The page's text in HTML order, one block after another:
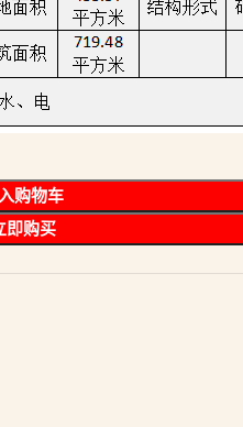
购物车
即购买